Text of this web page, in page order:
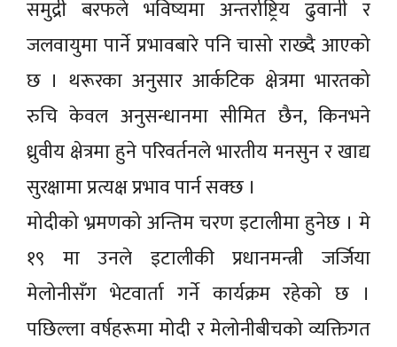
समुद्री बरफले भविष्यमा अन्तर्राष्ट्रिय ढुवानी र
जलवायुमा पार्ने प्रभावबारे पनि चासो राख्दै आएको
छ । थरूरका अनुसार आर्कटिक क्षेत्रमा भारतको
रुचि केवल अनुसन्धानमा सीमित छैन, किनभने
ध्रुवीय क्षेत्रमा हुने परिवर्तनले भारतीय मनसुन र खाद्य
सुरक्षामा प्रत्यक्ष प्रभाव पार्न सक्छ ।
मोदीको भ्रमणको अन्तिम चरण इटालीमा हुनेछ । मे
१९ मा उनले इटालीकी प्रधानमन्त्री जर्जिया
मेलोनीसँग भेटवार्ता गर्ने कार्यक्रम रहेको छ ।
पछिल्ला वर्षहरूमा मोदी र मेलोनीबीचको व्यक्तिगत